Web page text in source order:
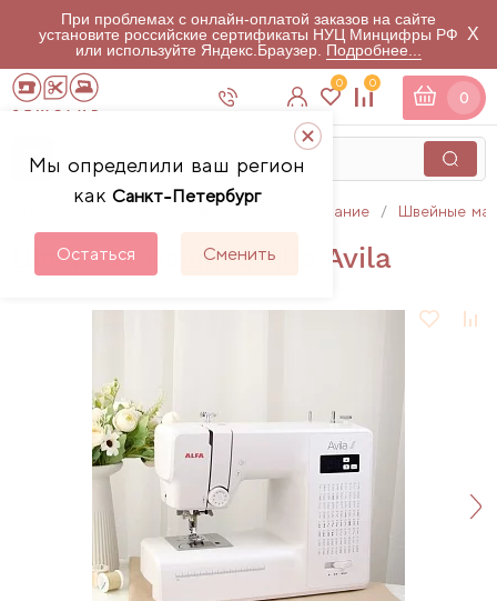
При проблемах с онлайн-оплатой заказов на сайте
установите российские сертификаты НУЦ Минцифры РФ
или используйте Яндекс.Браузер. Подробнее...
X
Мы определили ваш регион
как Санкт-Петербург
Остаться Сменить
0 0
0
Швейное оборудование Швейные
Швейная машина Alfa Avila